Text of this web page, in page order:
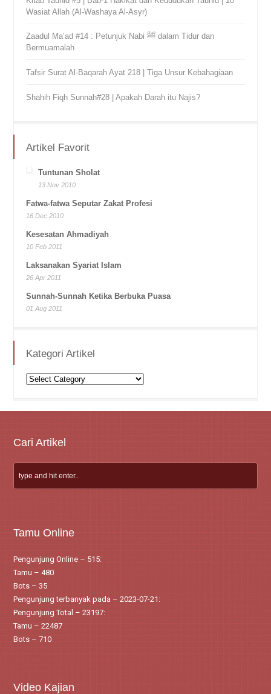
Wasiat Allah (Al-Washaya Al-Asyr)
Zaadul Ma’ad #14 : Petunjuk Nabi ﷺ dalam Tidur dan
Bermuamalah
Tafsir Surat Al-Baqarah Ayat 218 | Tiga Unsur Kebahagiaan
Shahih Fiqh Sunnah#28 | Apakah Darah itu Najis?
Artikel Favorit
Tuntunan Sholat
13 Nov 2010
Fatwa-fatwa Seputar Zakat Profesi
16 Dec 2010
Kesesatan Ahmadiyah
10 Feb 2011
Laksanakan Syariat Islam
26 Apr 2011
Sunnah-Sunnah Ketika Berbuka Puasa
01 Aug 2011
Kategori Artikel
Kategori
Cari Artikel
Tamu Online
Pengunjung Online – 515:
Tamu – 480
Bots – 35
Pengunjung terbanyak pada – 2023-07-21:
Pengunjung Total – 23197:
Tamu – 22487
Bots – 710
Video Kajian